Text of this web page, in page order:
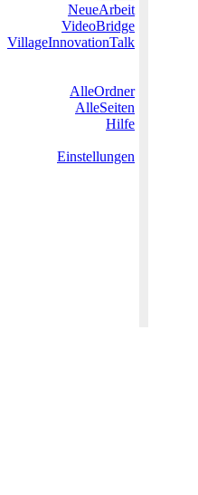
NeueArbeit
VideoBridge
VillageInnovationTalk
AlleOrdner
AlleSeiten
Hilfe
Einstellungen